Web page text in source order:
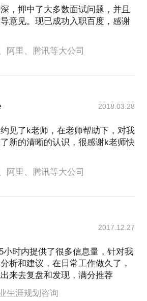
，押中了大多数面试问题，并且
意见。现已成功入职百度，感谢
阿里、腾讯等大公司
2018.03.28
见了k老师，在老师帮助下，对我
新的清晰的认识，很感谢k老师快
阿里、腾讯等大公司
2017.12.27
小时内提供了很多信息量，针对我
析和建议，在日常工作做久了，
来去复盘和发现，满分推荐
生涯规划咨询